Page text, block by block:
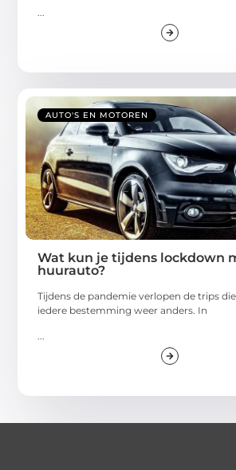
AUTO'S EN MOTOREN
Wat kun je tijdens lockdown
huurauto?
Tijdens de pandemie verlopen de trips
iedere bestemming weer anders. In